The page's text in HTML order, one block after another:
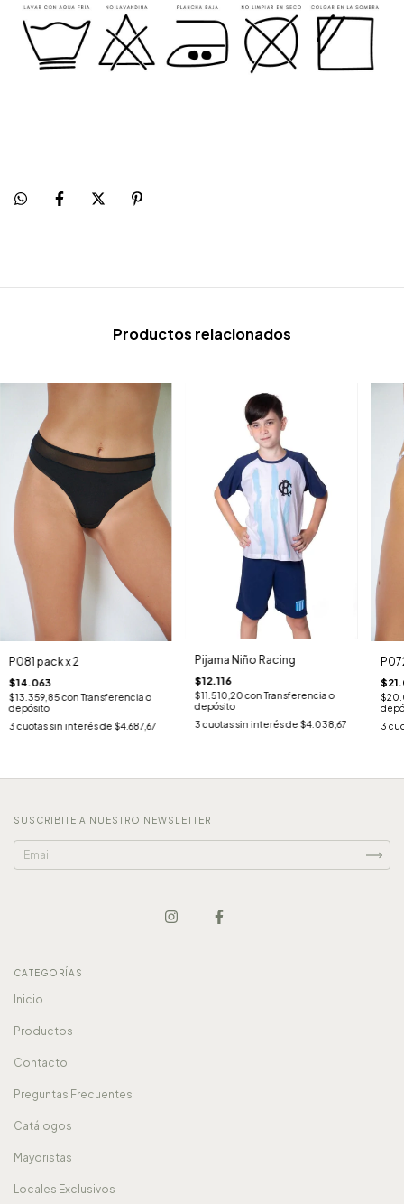
Productos relacionados
P081 pack x 2
$14.063
$13.359,85con Transferencia o
depósito
3 cuotas sin interés de $4.687,67
Pijama Niño Racing
$12.116
$11.510,20con Transferencia o
depósito
3 cuotas sin interés de $4.038,67
3
SUSCRIBITE A NUESTRO NEWSLETTER
CATEGORÍAS
Inicio
Productos
Contacto
Preguntas Frecuentes
Catálogos
Mayoristas
Locales Exclusivos